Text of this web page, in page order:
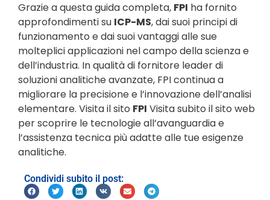
Grazie a questa guida completa, FPI ha fornito
approfondimenti su ICP-MS, dai suoi principi di
funzionamento e dai suoi vantaggi alle sue
molteplici applicazioni nel campo della scienza e
dell’industria. In qualità di fornitore leader di
soluzioni analitiche avanzate, FPI continua a
migliorare la precisione e l’innovazione dell’analisi
elementare. Visita il sito FPI Visita subito il sito web
per scoprire le tecnologie all’avanguardia e
l’assistenza tecnica più adatte alle tue esigenze
analitiche.
Condividi subito il post: